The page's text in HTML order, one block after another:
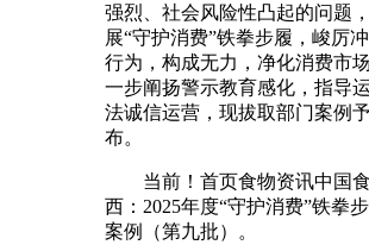
强烈、社会风险性凸起的问题
展“守护消费”铁拳步履，峻厉
行为，构成无力，净化消费市
一步阐扬警示教育感化，指导
法诚信运营，现拔取部门案例
布。
当前！首页食物资讯中国
西：2025年度“守护消费”铁拳
案例（第九批）。